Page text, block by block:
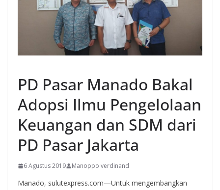
PD Pasar Manado Bakal
Adopsi Ilmu Pengelolaan
Keuangan dan SDM dari
PD Pasar Jakarta
6 Agustus 2019 Manoppo verdinand
Manado, sulutexpress.com—Untuk mengembangkan